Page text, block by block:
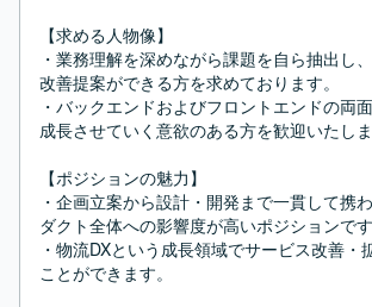
【求める人物像】
・業務理解を深めながら課題を自ら抽出し
改善提案ができる方を求めております。
・バックエンドおよびフロントエンドの両
成長させていく意欲のある方を歓迎いたしま
【ポジションの魅力】
・企画立案から設計・開発まで一貫して携
ダクト全体への影響度が高いポジションです
・物流DXという成長領域でサービス改善・
ことができます。